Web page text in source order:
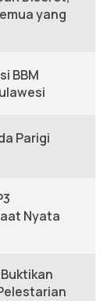
yang
BBM
Parigi
Nyata